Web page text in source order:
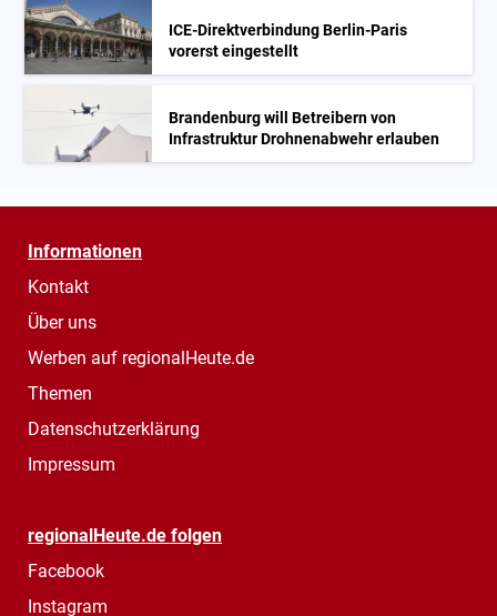
ICE-Direktverbindung Berlin-Paris
vorerst eingestellt
Brandenburg will Betreibern von
Infrastruktur Drohnenabwehr erlauben
Informationen
Kontakt
Über uns
Werben auf regionalHeute.de
Themen
Datenschutzerklärung
Impressum
regionalHeute.de folgen
Facebook
Instagram